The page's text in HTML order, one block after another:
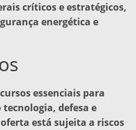
críticos e estratégicos,
energética e
essenciais para
defesa e
está sujeita a riscos